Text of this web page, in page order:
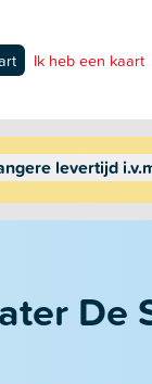
Ik heb een kaart
levertijd
De